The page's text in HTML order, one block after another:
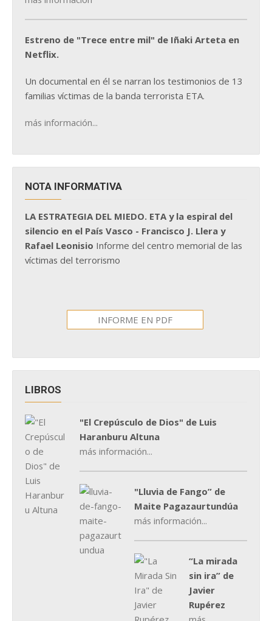
Estreno de "Trece entre mil" de Iñaki Arteta en
Netflix.
Un documental en él se narran los testimonios de 13
familias víctimas de la banda terrorista ETA.
más información...
NOTA INFORMATIVA
LA ESTRATEGIA DEL MIEDO. ETA y la espiral del
silencio en el País Vasco - Francisco J. Llera y
Rafael Leonisio Informe del centro memorial de las
víctimas del terrorismo
INFORME EN PDF
LIBROS
"El Crepúsculo de Dios" de Luis
Haranburu Altuna
más información...
"Lluvia de Fango” de
Maite Pagazaurtundúa
más información...
“La mirada
sin ira” de
Javier
Rupérez